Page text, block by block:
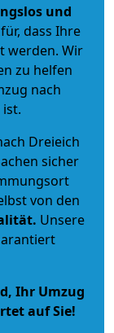
und
dass Ihre
werden. Wir
zu helfen
nach
Dreieich
sicher
von den
. Unsere
Ihr Umzug
auf Sie!